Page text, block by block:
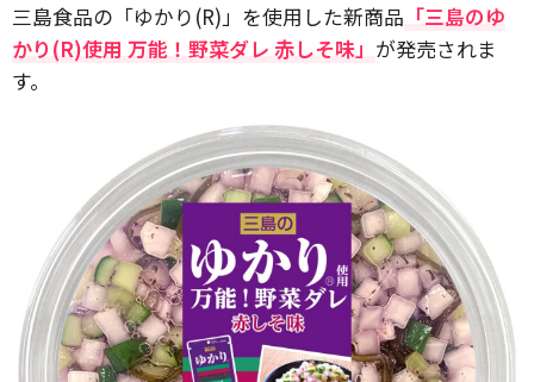
三島食品の「ゆかり(R)」を使用した新商品 「三島のゆ
かり(R)使用 万能！野菜ダレ 赤しそ味」 が発売されま
す。